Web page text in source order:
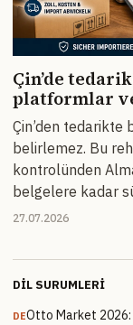
Çin’de
platformlar
Çin’den tedarikte
belirlemez. Bu
kontrolünden
belgelere kadar
27.07.2026
DIL SURUMLERI
DEOtto Market 2026: